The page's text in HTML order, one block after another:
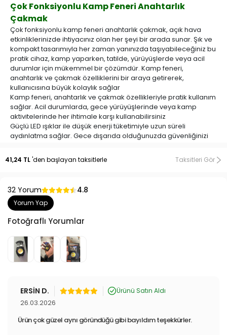
Çok Fonksiyonlu Kamp Feneri Anahtarlık
Çakmak
Çok fonksiyonlu kamp feneri anahtarlık çakmak, açık hava
etkinliklerinizde ihtiyacınız olan her şeyi bir arada sunar. Şık ve
kompakt tasarımıyla her zaman yanınızda taşıyabileceğiniz bu
pratik cihaz, kamp yaparken, tatilde, yürüyüşlerde veya acil
durumlar için mükemmel bir çözümdür. Kamp feneri,
anahtarlık ve çakmak özelliklerini bir araya getirerek,
kullanıcısına büyük kolaylık sağlar
Kamp feneri, anahtarlık ve çakmak özellikleriyle pratik kullanım
sağlar. Acil durumlarda, gece yürüyüşlerinde veya kamp
aktivitelerinde her ihtimale karşı kullanabilirsiniz
Güçlü LED ışıklar ile düşük enerji tüketimiyle uzun süreli
aydınlatma sağlar. Gece dışarıda olduğunuzda güvenliğinizi
Anahtarlık boyutunda, cebinize veya çantanıza kolayca sığar.
Hafif yapısı sayesinde taşıması son derece kolaydır
Ayrıca, bu çok fonksiyonlu cihazın içinde bir çakmak bulunur,
böylece alev ihtiyacı duyduğunuz her an yanınızda olur
41,24 TL'den başlayan taksitlerle Taksitleri Gör
32 Yorum 4.8
Yorum Yap
Fotoğraflı Yorumlar
ERSİN D. Ürünü Satın Aldı
26.03.2026
Ürün çok güzel aynı göründüğü gibi bayıldım teşekkürler.